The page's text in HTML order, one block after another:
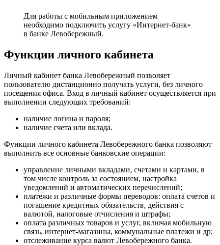
Для работы с мобильным приложением
необходимо подключить услугу «Интернет-банк»
в банке Левобережный.
Функции личного кабинета
Личный кабинет банка Левобережный позволяет
пользователю дистанционно получать услуги, без личного
посещения офиса. Вход в личный кабинет осуществляется при
выполнении следующих требований:
наличие логина и пароля;
наличие счета или вклада.
Функции личного кабинета Левобережного банка позволяют
выполнить все основные банковские операции:
управление личными вкладами, счетами и картами, в
том числе контроль за состоянием, настройка
уведомлений и автоматических перечислений;
платежи и различные формы переводов: оплата счетов и
погашение кредитных обязательств, действия с
валютой, налоговые отчисления и штрафы;
оплата различных товаров и услуг, включая мобильную
связь, интернет-магазины, коммунальные платежи и др;
отслеживание курса валют Левобережного банка.